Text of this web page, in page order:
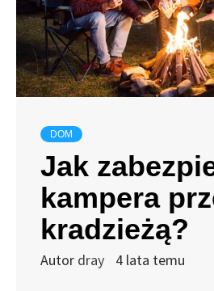
DOM
Jak
kampera
kradzieżą?
Autor dray 4 lata temu